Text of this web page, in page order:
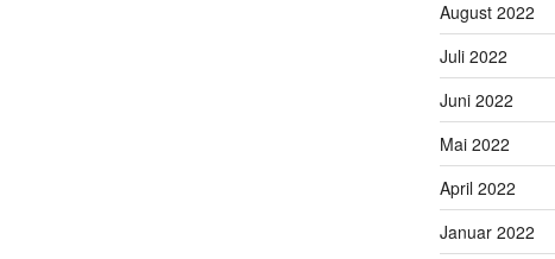
August 2022
Juli 2022
Juni 2022
Mai 2022
April 2022
Januar 2022